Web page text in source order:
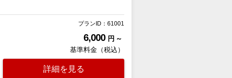
プランID：61001
6,000 円 ～
基準料金（税込）
詳細を見る